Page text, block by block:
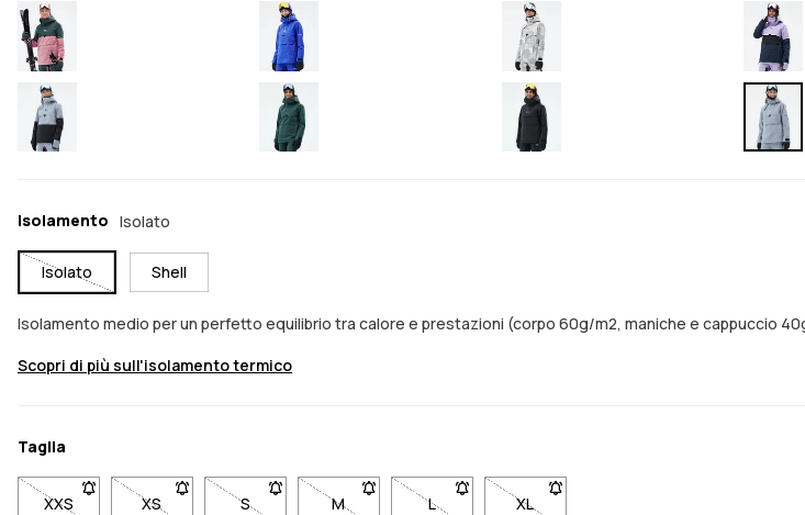
Isolamento Isolato
Isolato Shell
Isolamento medio per un perfetto equilibrio tra calore e prestazioni (corpo 60g/m2, maniche e cappuccio
Scopri di più sull'isolamento termico
Taglia
XXS- Taglia XXS non disponibile. Clicca per essere avvisato quando sarà di nuovo disponibile
XS- Taglia XS non disponibile. Clicca per essere avvisato quando sarà di nuovo disponibile
S- Taglia S non disponibile. Clicca per essere avvisato quando sarà di nuovo
M- Taglia M non disponibile. Clicca per essere avvisato quando
L- Taglia L non disponibile. Clicca per essere
XL- Taglia XL non disponibile. Clicca per